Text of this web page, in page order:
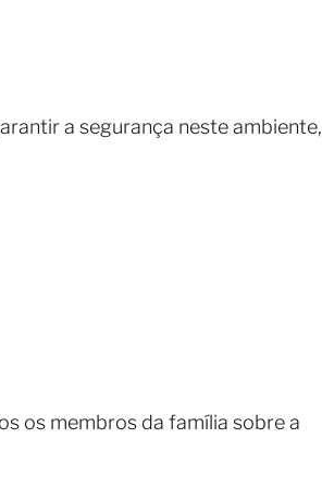
a segurança neste ambiente,
os membros da família sobre a